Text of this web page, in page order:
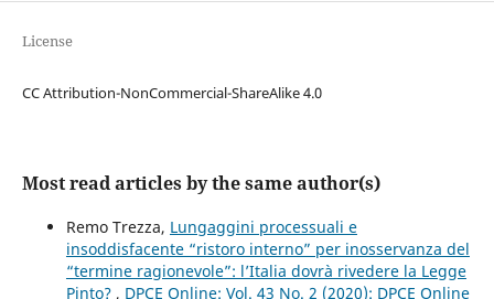
License
CC Attribution-NonCommercial-ShareAlike 4.0
Most read articles by the same author(s)
Remo Trezza, Lungaggini processuali e
insoddisfacente “ristoro interno” per inosservanza del
“termine ragionevole”: l’Italia dovrà rivedere la Legge
Pinto? , DPCE Online: Vol. 43 No. 2 (2020): DPCE Online